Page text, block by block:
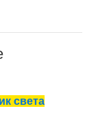
света